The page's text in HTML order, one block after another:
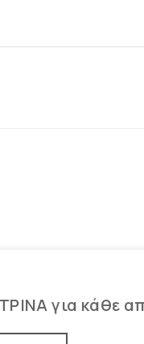
για κάθε